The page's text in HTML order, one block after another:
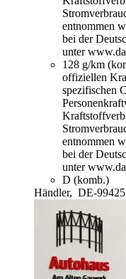
entnommen
bei der
unter
128 g/km
offiziellen
spezifischen
entnommen
bei der
unter
D (komb.)
Händler, DE-